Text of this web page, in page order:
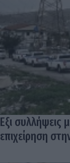
Εξι συλλήψεις
επιχείρηση